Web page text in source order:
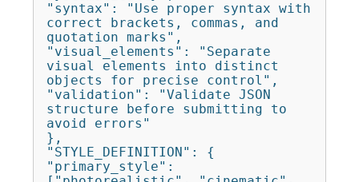
"syntax": "Use proper syntax with
correct brackets, commas, and
quotation marks",
"visual_elements": "Separate
visual elements into distinct
objects for precise control",
"validation": "Validate JSON
structure before submitting to
avoid errors"
},
"STYLE_DEFINITION": {
"primary_style":